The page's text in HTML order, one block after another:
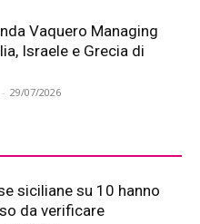
Vaquero Managing
Israele e Grecia di
- 29/07/2026
siciliane su 10 hanno
da verificare